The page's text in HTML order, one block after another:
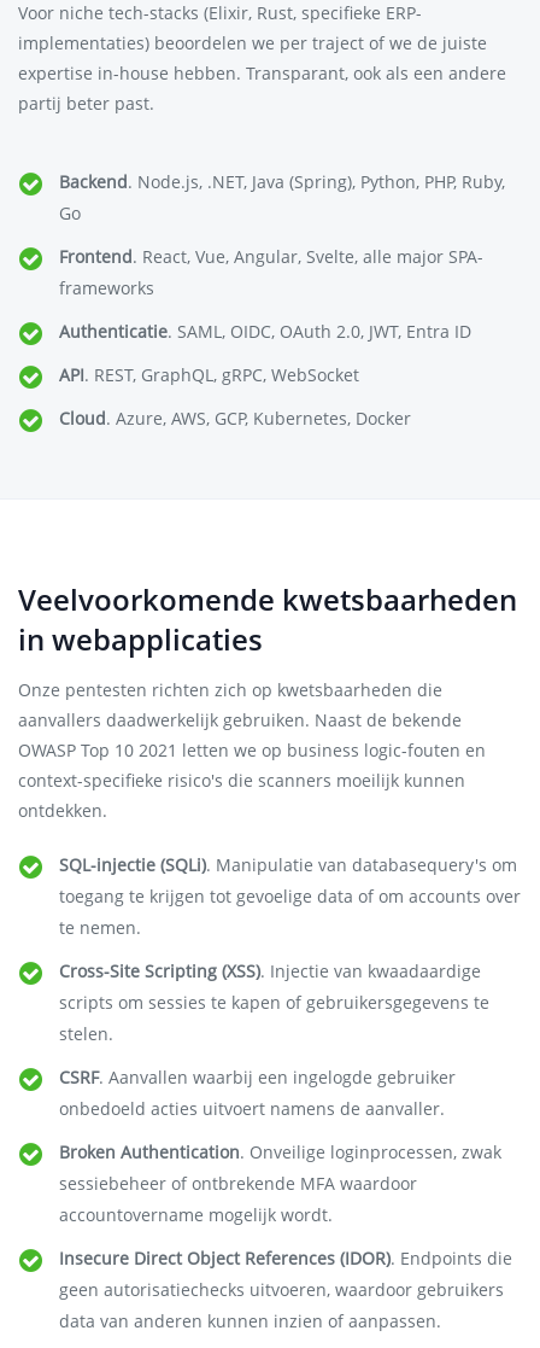
Voor niche tech-stacks (Elixir, Rust, specifieke ERP-
implementaties) beoordelen we per traject of we de juiste
expertise in-house hebben. Transparant, ook als een andere
partij beter past.
Backend. Node.js, .NET, Java (Spring), Python, PHP, Ruby,
Go
Frontend. React, Vue, Angular, Svelte, alle major SPA-
frameworks
Authenticatie. SAML, OIDC, OAuth 2.0, JWT, Entra ID
API. REST, GraphQL, gRPC, WebSocket
Cloud. Azure, AWS, GCP, Kubernetes, Docker
Veelvoorkomende kwetsbaarheden
in webapplicaties
Onze pentesten richten zich op kwetsbaarheden die
aanvallers daadwerkelijk gebruiken. Naast de bekende
OWASP Top 10 2021 letten we op business logic-fouten en
context-specifieke risico's die scanners moeilijk kunnen
ontdekken.
SQL-injectie (SQLi). Manipulatie van databasequery's om
toegang te krijgen tot gevoelige data of om accounts over
te nemen.
Cross-Site Scripting (XSS). Injectie van kwaadaardige
scripts om sessies te kapen of gebruikersgegevens te
stelen.
CSRF. Aanvallen waarbij een ingelogde gebruiker
onbedoeld acties uitvoert namens de aanvaller.
Broken Authentication. Onveilige loginprocessen, zwak
sessiebeheer of ontbrekende MFA waardoor
accountovername mogelijk wordt.
Insecure Direct Object References (IDOR). Endpoints die
geen autorisatiechecks uitvoeren, waardoor gebruikers
data van anderen kunnen inzien of aanpassen.